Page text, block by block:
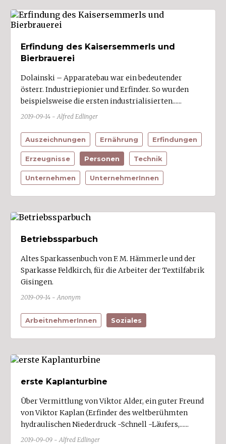
Erfindung des Kaisersemmerls und
Bierbrauerei
Dolainski – Apparatebau war ein bedeutender
österr. Industriepionier und Erfinder. So wurden
beispielsweise die ersten industrialisierten......
2019-09-14 - Alfred Edlinger
Auszeichnungen Ernährung Erfindungen
Erzeugnisse Personen Technik
Unternehmen UnternehmerInnen
Betriebssparbuch
Altes Sparkassenbuch von F. M. Hämmerle und der
Sparkasse Feldkirch, für die Arbeiter der Textilfabrik
Gisingen.
2019-09-14 - Anonym
ArbeitnehmerInnen Soziales
erste Kaplanturbine
Über Vermittlung von Viktor Alder, ein guter Freund
von Viktor Kaplan (Erfinder des weltberühmten
hydraulischen Niederdruck -Schnell -Läufers,......
2019-09-09 - Alfred Edlinger